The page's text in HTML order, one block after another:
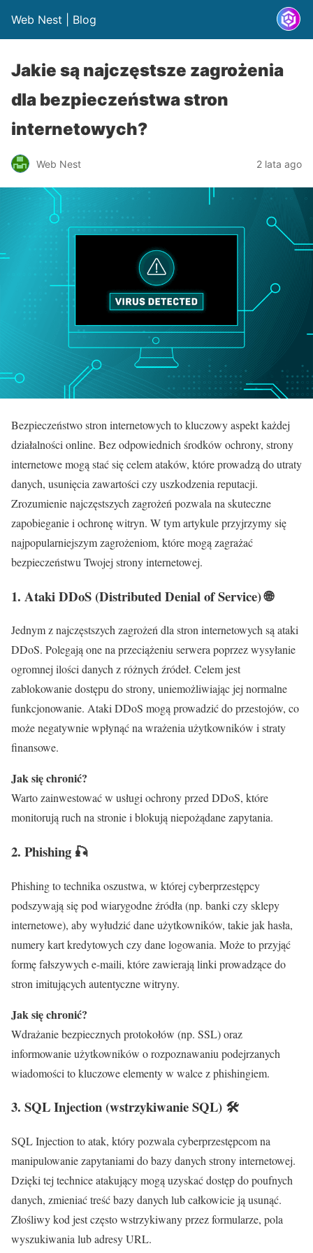
Web Nest | Blog
Jakie są najczęstsze zagrożenia
dla bezpieczeństwa stron
internetowych?
Web Nest 2 lata ago
Bezpieczeństwo stron internetowych to kluczowy aspekt każdej
działalności online. Bez odpowiednich środków ochrony, strony
internetowe mogą stać się celem ataków, które prowadzą do utraty
danych, usunięcia zawartości czy uszkodzenia reputacji.
Zrozumienie najczęstszych zagrożeń pozwala na skuteczne
zapobieganie i ochronę witryn. W tym artykule przyjrzymy się
najpopularniejszym zagrożeniom, które mogą zagrażać
bezpieczeństwu Twojej strony internetowej.
1. Ataki DDoS (Distributed Denial of Service)🌐
Jednym z najczęstszych zagrożeń dla stron internetowych są ataki
DDoS. Polegają one na przeciążeniu serwera poprzez wysyłanie
ogromnej ilości danych z różnych źródeł. Celem jest
zablokowanie dostępu do strony, uniemożliwiając jej normalne
funkcjonowanie. Ataki DDoS mogą prowadzić do przestojów, co
może negatywnie wpłynąć na wrażenia użytkowników i straty
finansowe.
Jak się chronić?
Warto zainwestować w usługi ochrony przed DDoS, które
monitorują ruch na stronie i blokują niepożądane zapytania.
2. Phishing 🎣
Phishing to technika oszustwa, w której cyberprzestępcy
podszywają się pod wiarygodne źródła (np. banki czy sklepy
internetowe), aby wyłudzić dane użytkowników, takie jak hasła,
numery kart kredytowych czy dane logowania. Może to przyjąć
formę fałszywych e-maili, które zawierają linki prowadzące do
stron imitujących autentyczne witryny.
Jak się chronić?
Wdrażanie bezpiecznych protokołów (np. SSL) oraz
informowanie użytkowników o rozpoznawaniu podejrzanych
wiadomości to kluczowe elementy w walce z phishingiem.
3. SQL Injection (wstrzykiwanie SQL) 🛠️
SQL Injection to atak, który pozwala cyberprzestępcom na
manipulowanie zapytaniami do bazy danych strony internetowej.
Dzięki tej technice atakujący mogą uzyskać dostęp do poufnych
danych, zmieniać treść bazy danych lub całkowicie ją usunąć.
Złośliwy kod jest często wstrzykiwany przez formularze, pola
wyszukiwania lub adresy URL.